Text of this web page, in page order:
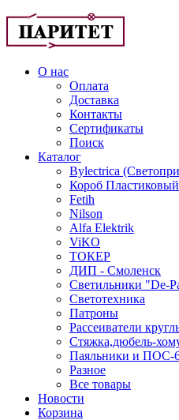
О нас
Оплата
Доставка
Контакты
Сертификаты
Поиск
Каталог
Bylectrica
Короб
Fetih
Nilson
Alfa Elektrik
ViKO
ТОКЕР
ДИП - Смоленск
Светильники "De-
Светотехника
Патроны
Рассеиватели
Стяжка,дюбель-
Паяльники и ПОС-
Разное
Все товары
Новости
Корзина